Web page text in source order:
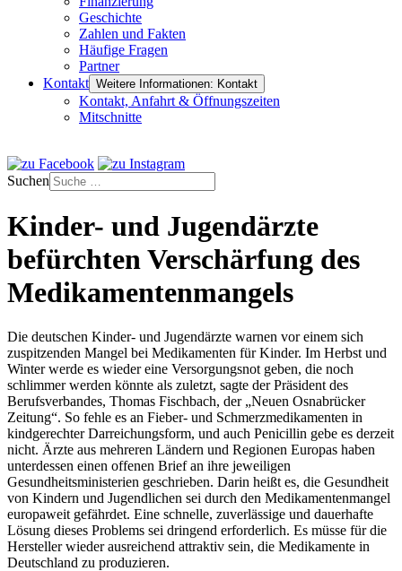
Geschichte
Zahlen und Fakten
Häufige Fragen
Partner
Kontakt Weitere Informationen: Kontakt
Kontakt, Anfahrt & Öffnungszeiten
Mitschnitte
Suchen
Kinder- und Jugendärzte
befürchten Verschärfung des
Medikamentenmangels
Die deutschen Kinder- und Jugendärzte warnen vor einem sich
zuspitzenden Mangel bei Medikamenten für Kinder. Im Herbst und
Winter werde es wieder eine Versorgungsnot geben, die noch
schlimmer werden könnte als zuletzt, sagte der Präsident des
Berufsverbandes, Thomas Fischbach, der „Neuen Osnabrücker
Zeitung“. So fehle es an Fieber- und Schmerzmedikamenten in
kindgerechter Darreichungsform, und auch Penicillin gebe es derzeit
nicht. Ärzte aus mehreren Ländern und Regionen Europas haben
unterdessen einen offenen Brief an ihre jeweiligen
Gesundheitsministerien geschrieben. Darin heißt es, die Gesundheit
von Kindern und Jugendlichen sei durch den Medikamentenmangel
europaweit gefährdet. Eine schnelle, zuverlässige und dauerhafte
Lösung dieses Problems sei dringend erforderlich. Es müsse für die
Hersteller wieder ausreichend attraktiv sein, die Medikamente in
Deutschland zu produzieren.